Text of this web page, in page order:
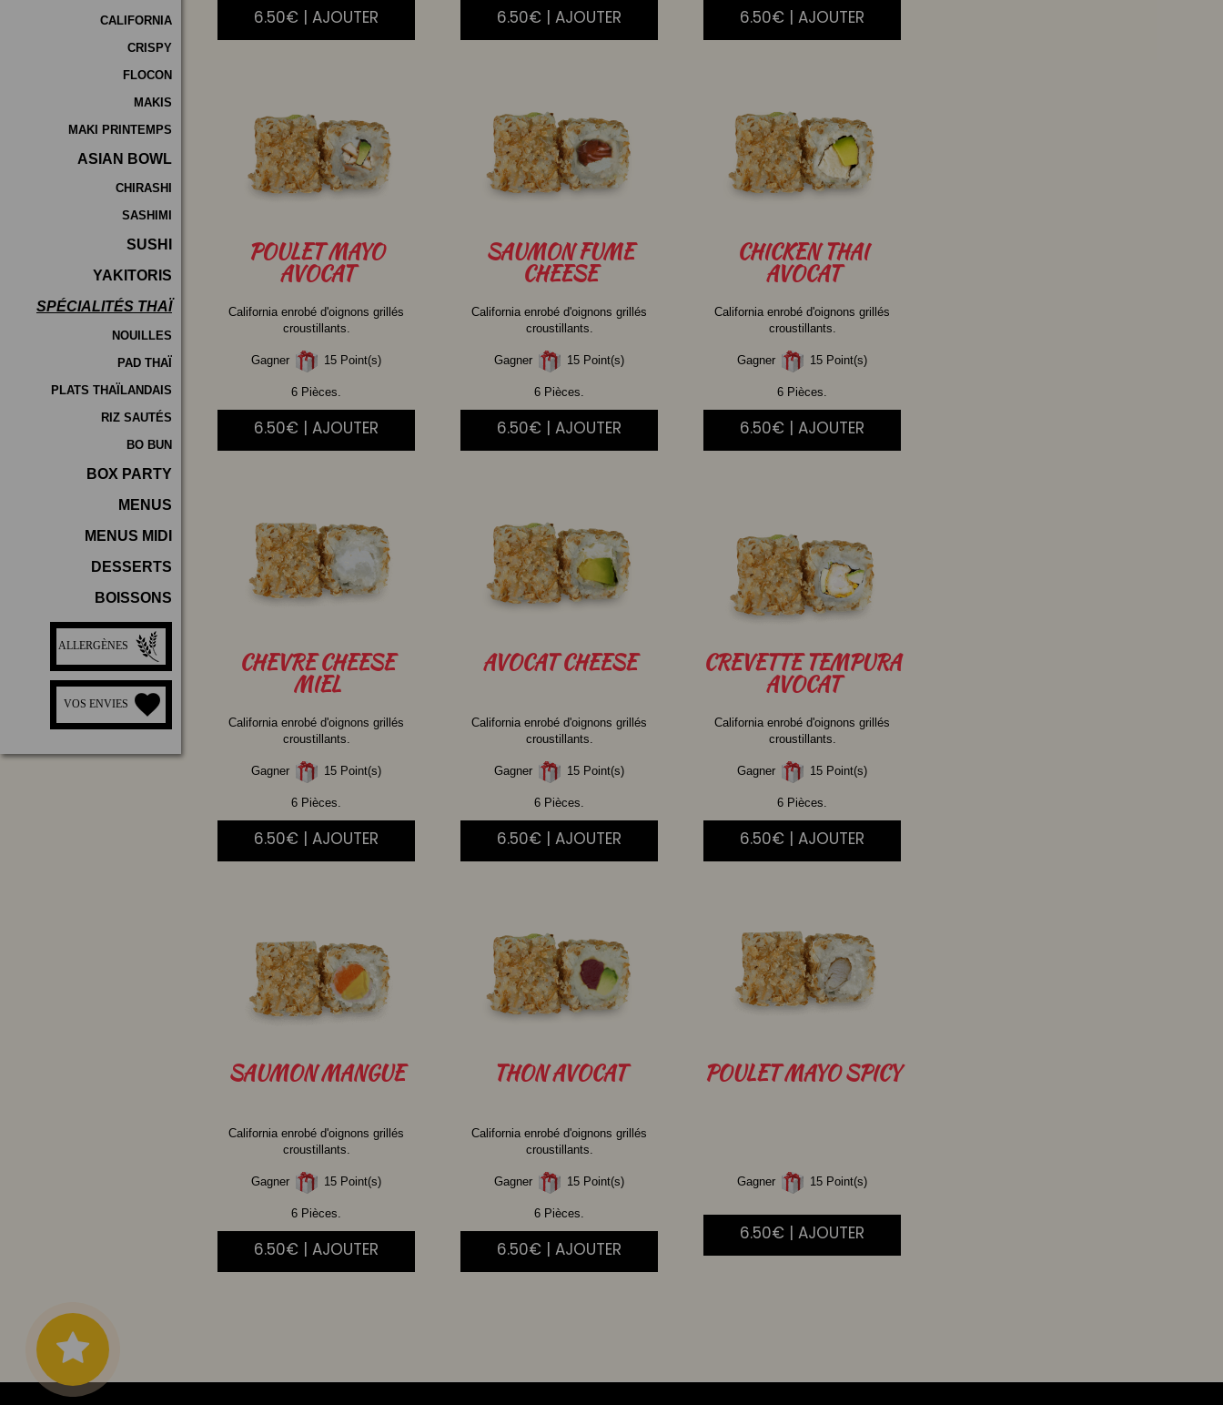
CALIFORNIA
CRISPY
FLOCON
MAKIS
MAKI PRINTEMPS
ASIAN BOWL
CHIRASHI
SASHIMI
SUSHI
YAKITORIS
SPÉCIALITÉS THAÏ
NOUILLES
PAD THAÏ
PLATS THAÏLANDAIS
RIZ SAUTÉS
BO BUN
BOX PARTY
MENUS
MENUS MIDI
DESSERTS
BOISSONS
ALLERGÈNES
VOS ENVIES
6.50€ | AJOUTER 6.50€ | AJOUTER 6.50€ | AJOUTER
POULETMAYO
AVOCAT
California enrobé d'oignons grillés
croustillants.
Gagner 15 Point(s)
6 Pièces.
6.50€ | AJOUTER
SAUMONFUME
CHEESE
California enrobé d'oignons grillés
croustillants.
Gagner 15 Point(s)
6 Pièces.
6.50€ | AJOUTER
CHICKENTHAI
AVOCAT
California enrobé d'oignons grillés
croustillants.
Gagner 15 Point(s)
6 Pièces.
6.50€ | AJOUTER
CHEVRECHEESE
MIEL
California enrobé d'oignons grillés
croustillants.
Gagner 15 Point(s)
6 Pièces.
6.50€ | AJOUTER
AVOCATCHEESE
California enrobé d'oignons grillés
croustillants.
Gagner 15 Point(s)
6 Pièces.
6.50€ | AJOUTER
CREVETTETEMPURA
AVOCAT
California enrobé d'oignons grillés
croustillants.
Gagner 15 Point(s)
6 Pièces.
6.50€ | AJOUTER
SAUMONMANGUE
California enrobé d'oignons grillés
croustillants.
Gagner 15 Point(s)
6 Pièces.
6.50€ | AJOUTER
THONAVOCAT
California enrobé d'oignons grillés
croustillants.
Gagner 15 Point(s)
6 Pièces.
6.50€ | AJOUTER
POULETMAYO SPICY
Gagner 15 Point(s)
6.50€ | AJOUTER